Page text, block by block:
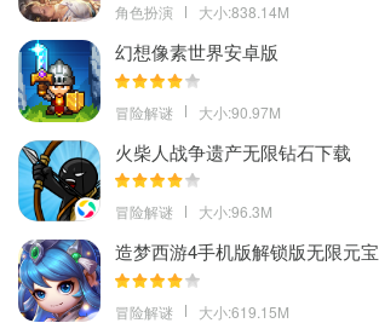
角色扮演 大小:838.14M
幻想像素世界安卓版
冒险解谜 大小:90.97M
火柴人战争遗产无限钻石下载
冒险解谜 大小:96.3M
造梦西游4手机版解锁版无限元宝
冒险解谜 大小:619.15M